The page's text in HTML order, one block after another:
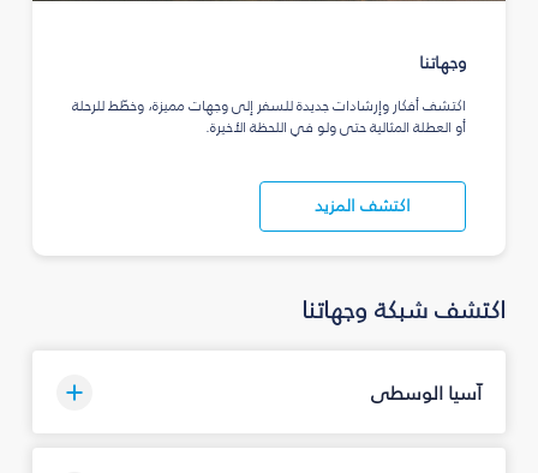
وجهاتنا
اكتشف أفكار وإرشادات جديدة للسفر إلى وجهات مميزة، وخطّط للرحلة
أو العطلة المثالية حتى ولو في اللحظة الأخيرة.
اكتشف المزيد
اكتشف شبكة وجهاتنا
آسيا الوسطى